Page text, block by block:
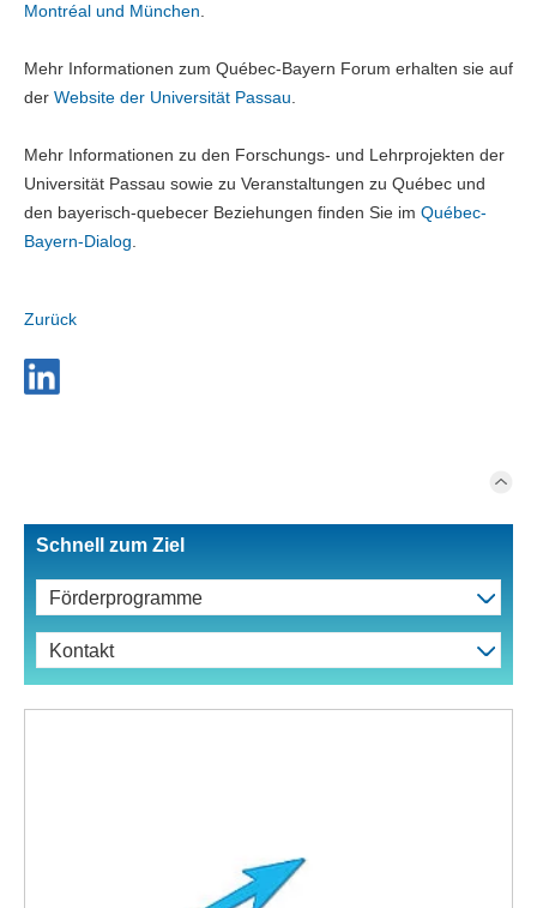
Montréal und München
Mehr Informationen zum Québec-Bayern Forum erhalten sie auf
der Website der Universität Passau
Mehr Informationen zu den Forschungs- und Lehrprojekten der
Universität Passau sowie zu Veranstaltungen zu Québec und
den bayerisch-quebecer Beziehungen finden Sie im Québec-
Bayern-Dialog
Zurück
Schnell zum Ziel
Förderprogramme
Kontakt